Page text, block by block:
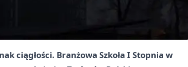
ciągłości. Branżowa Szkoła I Stopnia w